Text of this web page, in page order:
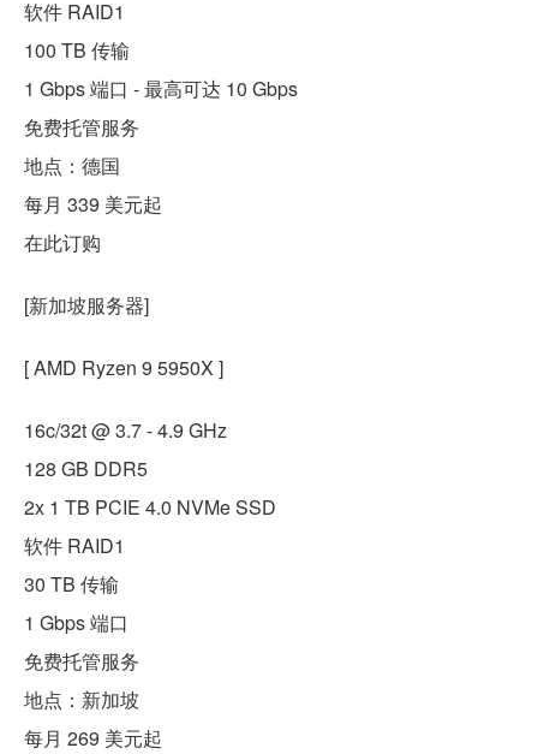
软件 RAID1
100 TB 传输
1 Gbps 端口 - 最高可达 10 Gbps
免费托管服务
地点：德国
每月 339 美元起
在此订购
[新加坡服务器]
[ AMD Ryzen 9 5950X ]
16c/32t @ 3.7 - 4.9 GHz
128 GB DDR5
2x 1 TB PCIE 4.0 NVMe SSD
软件 RAID1
30 TB 传输
1 Gbps 端口
免费托管服务
地点：新加坡
每月 269 美元起